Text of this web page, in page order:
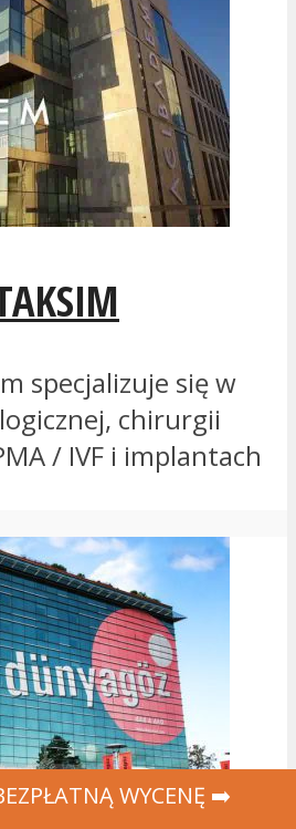
specjalizuje się w
chirurgii
/ IVF i implantach
WYCENĘ ➡️